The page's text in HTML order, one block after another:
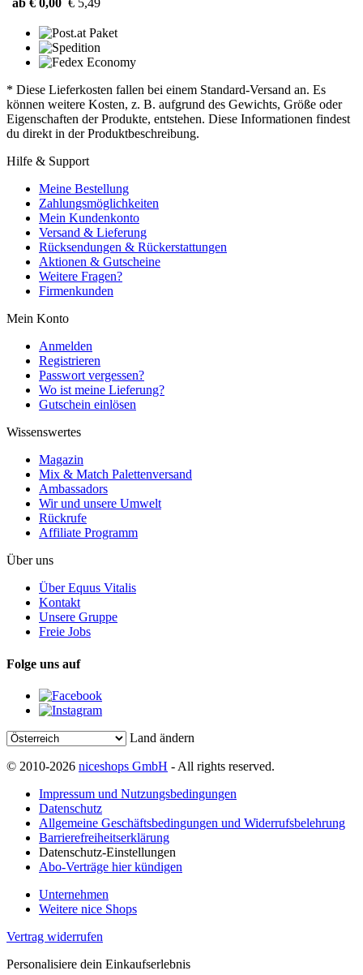
ab € 0,00 € 5,49
* Diese Lieferkosten fallen bei einem Standard-Versand an. Es
können weitere Kosten, z. B. aufgrund des Gewichts, Größe oder
Eigenschaften der Produkte, entstehen. Diese Informationen findest
du direkt in der Produktbeschreibung.
Hilfe & Support
Meine Bestellung
Zahlungsmöglichkeiten
Mein Kundenkonto
Versand & Lieferung
Rücksendungen & Rückerstattungen
Aktionen & Gutscheine
Weitere Fragen?
Firmenkunden
Mein Konto
Anmelden
Registrieren
Passwort vergessen?
Wo ist meine Lieferung?
Gutschein einlösen
Wissenswertes
Magazin
Mix & Match Palettenversand
Ambassadors
Wir und unsere Umwelt
Rückrufe
Affiliate Programm
Über uns
Über Equus Vitalis
Kontakt
Unsere Gruppe
Freie Jobs
Folge uns auf
Land ändern
© 2010-2026 niceshops GmbH - All rights reserved.
Impressum und Nutzungsbedingungen
Datenschutz
Allgemeine Geschäftsbedingungen und Widerrufsbelehrung
Barrierefreiheitserklärung
Datenschutz-Einstellungen
Abo-Verträge hier kündigen
Unternehmen
Weitere nice Shops
Vertrag widerrufen
Personalisiere dein Einkaufserlebnis